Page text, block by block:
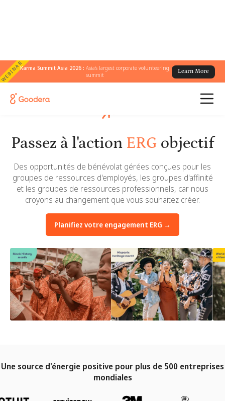
WEBINARKarma Summit Asia 2026 :Asia's largest corporate volunteering
summit
Learn More
Passez à l'action ERG objectif
Des opportunités de bénévolat gérées conçues pour les
groupes de ressources d'employés, les groupes d'affinité
et les groupes de ressources professionnels, car nous
croyons au changement que vous souhaitez créer.
Planifiez votre engagement ERG →
Une source d'énergie positive pour plus de 500 entreprises
mondiales